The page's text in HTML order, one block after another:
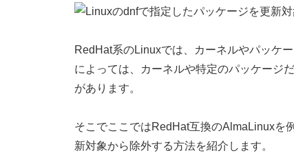
RedHat系のLinuxでは、カーネルやパッケ
によっては、カーネルや特定のパッケージ
があります。
そこでここではRedHat互換のAlmaLinuxを
新対象から除外する方法を紹介します。